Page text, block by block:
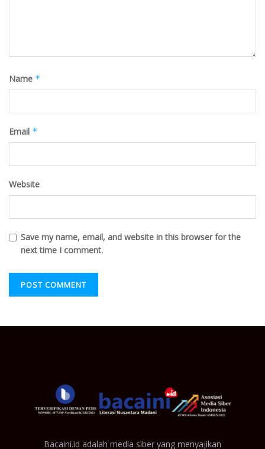
Name *
Email *
Website
Save my name, email, and website in this browser for the
next time I comment.
Bacaini.id adalah media siber yang menyajikan